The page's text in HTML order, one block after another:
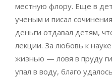
местную флору. Еще в
ученым и писал
деньги отдавал детям,
лекции. За любовь к
жизнью — ловя в пруду
упал в воду, благо